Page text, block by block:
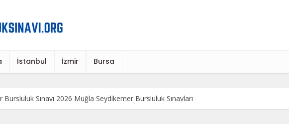
İstanbul İzmir Bursa
Bursluluk Sınavı 2026 Muğla Seydikemer Bursluluk Sınavları